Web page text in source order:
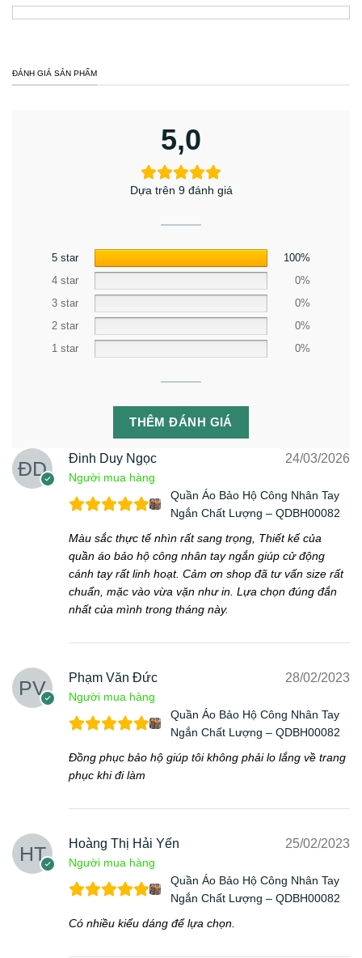
ĐÁNH GIÁ SẢN PHẨM
5,0
Dựa trên 9 đánh giá
5 star
100%
4 star
0%
3 star
0%
2 star
0%
1 star
0%
THÊM ĐÁNH GIÁ
Đinh Duy Ngọc
Người mua hàng
24/03/2026
Quần Áo Bảo Hộ Công Nhân Tay
Ngắn Chất Lượng – QDBH00082
Màu sắc thực tế nhìn rất sang trọng, Thiết kế của
quần áo bảo hộ công nhân tay ngắn giúp cử động
cánh tay rất linh hoạt. Cảm ơn shop đã tư vấn size rất
chuẩn, mặc vào vừa vặn như in. Lựa chọn đúng đắn
nhất của mình trong tháng này.
Phạm Văn Đức
Người mua hàng
28/02/2023
Quần Áo Bảo Hộ Công Nhân Tay
Ngắn Chất Lượng – QDBH00082
Đồng phục bảo hộ giúp tôi không phải lo lắng về trang
phục khi đi làm
Hoàng Thị Hải Yến
Người mua hàng
25/02/2023
Quần Áo Bảo Hộ Công Nhân Tay
Ngắn Chất Lượng – QDBH00082
Có nhiều kiểu dáng để lựa chọn.